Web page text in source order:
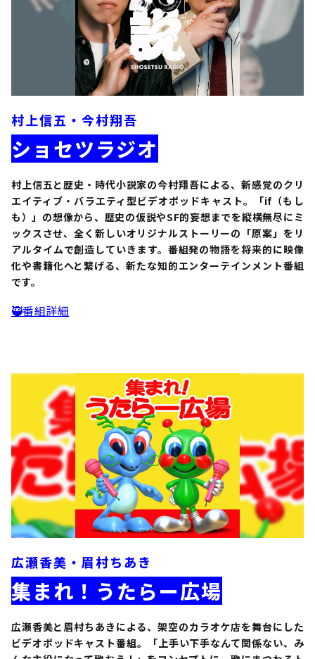
村上信五・今村翔吾
ショセツラジオ
村上信五と歴史・時代小説家の今村翔吾による、新感覚のクリ
エイティブ・バラエティ型ビデオポッドキャスト。「if（もし
も）」の想像から、歴史の仮説やSF的妄想までを縦横無尽にミ
ックスさせ、全く新しいオリジナルストーリーの「原案」をリ
アルタイムで創造していきます。番組発の物語を将来的に映像
化や書籍化へと繋げる、新たな知的エンターテインメント番組
です。
🥷番組詳細
広瀬香美・眉村ちあき
集まれ！うたらー広場
広瀬香美と眉村ちあきによる、架空のカラオケ店を舞台にした
ビデオポッドキャスト番組。「上手い下手なんて関係ない、み